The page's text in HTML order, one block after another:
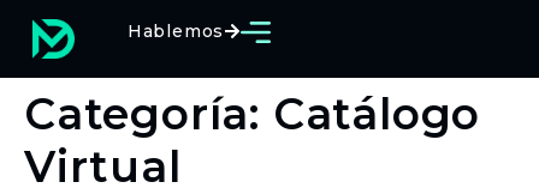
Hablemos
Categoría: Catálogo
Virtual